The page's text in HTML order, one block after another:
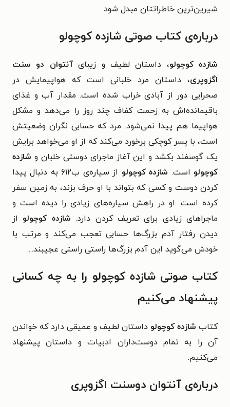
شیرین‌ترین خاطراتتان مبدل شود.
درباره‌ی کتاب صوتی شازده کوچولو
شازده کوچولو، داستان لطیف و زیبایآنتوان دو سنت
اگزوپری، داستان مرد خلبانی است که هواپیمایش در
صحرایی دور از آبادی خراب شده است. مقدار آب و غذای
باقیمانده‌اش به زحمت کفاف چند روز را می‌دهد و مشکل
هواپیما هم پیدا نمی‌شود. مرد که حسابی نگران وضعیتش
است، با پسر کوچکی برخورد می‌کند که از او می‌خواهد برایش
یک گوسفند بکشد و این آغاز ماجرای دوستی خلبان و شازده
کوچولو است. شازده کوچولو
از سیاره‌ی ب۶۱۲ به دنبال پیدا
کردن دوست و کسی که بتواند با او حرف بزند، به زمین سفر
کرده است. او در راهش سیاره‌های زیادی را دیده است و
ماجراهای زیادی برای تعریف کردن دارد. شازده کوچولو از
دیدن رفتار آدم بزرگ‌ها حسابی تعجب می‌کند و مرتب با
خودش می‌گوید این آدم بزرگ‌ها راستی راستی عجیبند....
کتاب صوتی شازده کوچولو را به چه کسانی
پیشنهاد می‌کنیم
کتاب شازده کوچولو داستان لطیف و عمیقی دارد که خواندن
آن را به تمام دوست‌داران ادبیات و داستان پیشنهاد
می‌کنیم.
درباره‌ی آنتوان دوسنت اگزوپری